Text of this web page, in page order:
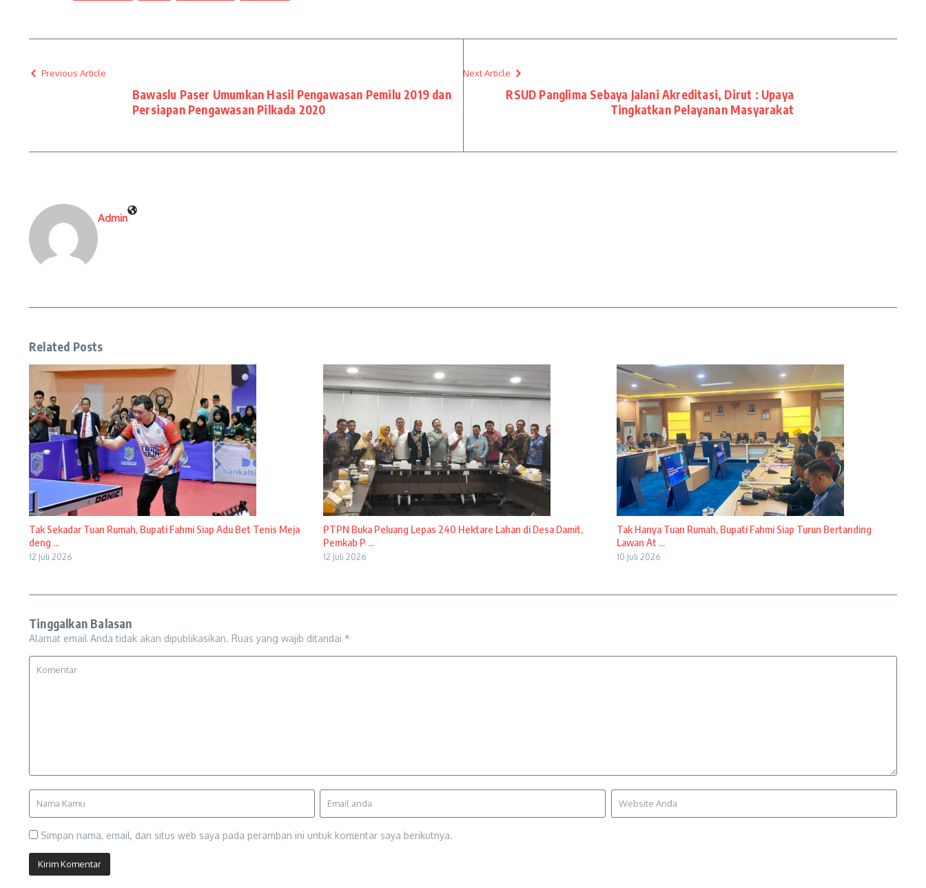
Previous Article
Bawaslu Paser Umumkan Hasil Pengawasan Pemilu 2019 dan
Persiapan Pengawasan Pilkada 2020
Next Article
RSUD Panglima Sebaya Jalani Akreditasi, Dirut : Upaya
Tingkatkan Pelayanan Masyarakat
Admin
Related Posts
Tak Sekadar Tuan Rumah, Bupati Fahmi Siap Adu Bet Tenis Meja
deng ...
12 Juli 2026
PTPN Buka Peluang Lepas 240 Hektare Lahan di Desa Damit,
Pemkab P ...
12 Juli 2026
Tak Hanya Tuan Rumah, Bupati Fahmi Siap Turun Bertanding
Lawan At ...
10 Juli 2026
Tinggalkan Balasan
Alamat email Anda tidak akan dipublikasikan. Ruas yang wajib ditandai *
Simpan nama, email, dan situs web saya pada peramban ini untuk komentar saya berikutnya.